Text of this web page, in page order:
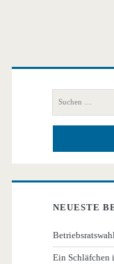
Primäre
nach:
NEUESTE
Ein Schläfchen